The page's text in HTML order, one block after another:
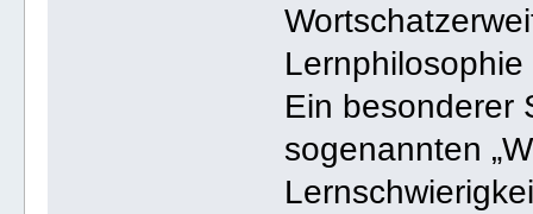
Lernphilosophie
Ein besonderer
sogenannten